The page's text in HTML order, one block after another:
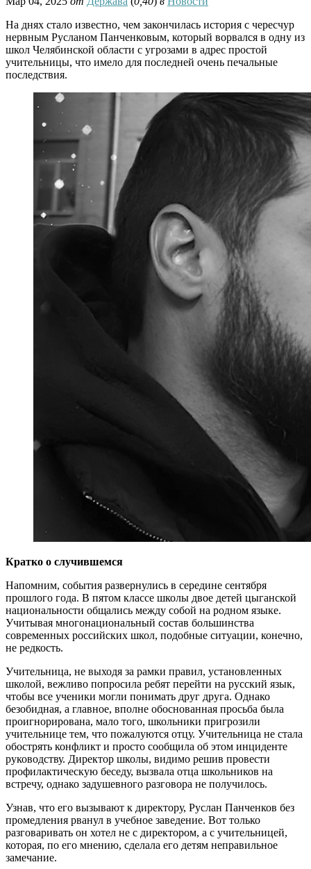
На днях стало известно, чем закончилась история с чересчур
нервным Русланом Панченковым, который ворвался в одну из
школ Челябинской области с угрозами в адрес простой
учительницы, что имело для последней очень печальные
последствия.
Кратко о случившемся
Напомним, события развернулись в середине сентября
прошлого года. В пятом классе школы двое детей цыганской
национальности общались между собой на родном языке.
Учитывая многонациональный состав большинства
современных российских школ, подобные ситуации, конечно,
не редкость.
Учительница, не выходя за рамки правил, установленных
школой, вежливо попросила ребят перейти на русский язык,
чтобы все ученики могли понимать друг друга. Однако
безобидная, а главное, вполне обоснованная просьба была
проигнорирована, мало того, школьники пригрозили
учительнице тем, что пожалуются отцу. Учительница не стала
обострять конфликт и просто сообщила об этом инциденте
руководству. Директор школы, видимо решив провести
профилактическую беседу, вызвала отца школьников на
встречу, однако задушевного разговора не получилось.
Узнав, что его вызывают к директору, Руслан Панченков без
промедления рванул в учебное заведение. Вот только
разговаривать он хотел не с директором, а с учительницей,
которая, по его мнению, сделала его детям неправильное
замечание.